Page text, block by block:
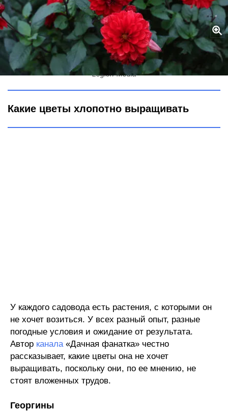
Капризнее заморских принцев: 2 цветка, которые не стоят
вложенных трудов — сплошная морока
Legion-Media
Какие цветы хлопотно выращивать
У каждого садовода есть растения, с которыми он
не хочет возиться. У всех разный опыт, разные
погодные условия и ожидание от результата.
Автор канала«Дачная фанатка» честно
рассказывает, какие цветы она не хочет
выращивать, поскольку они, по ее мнению, не
стоят вложенных трудов.
Георгины